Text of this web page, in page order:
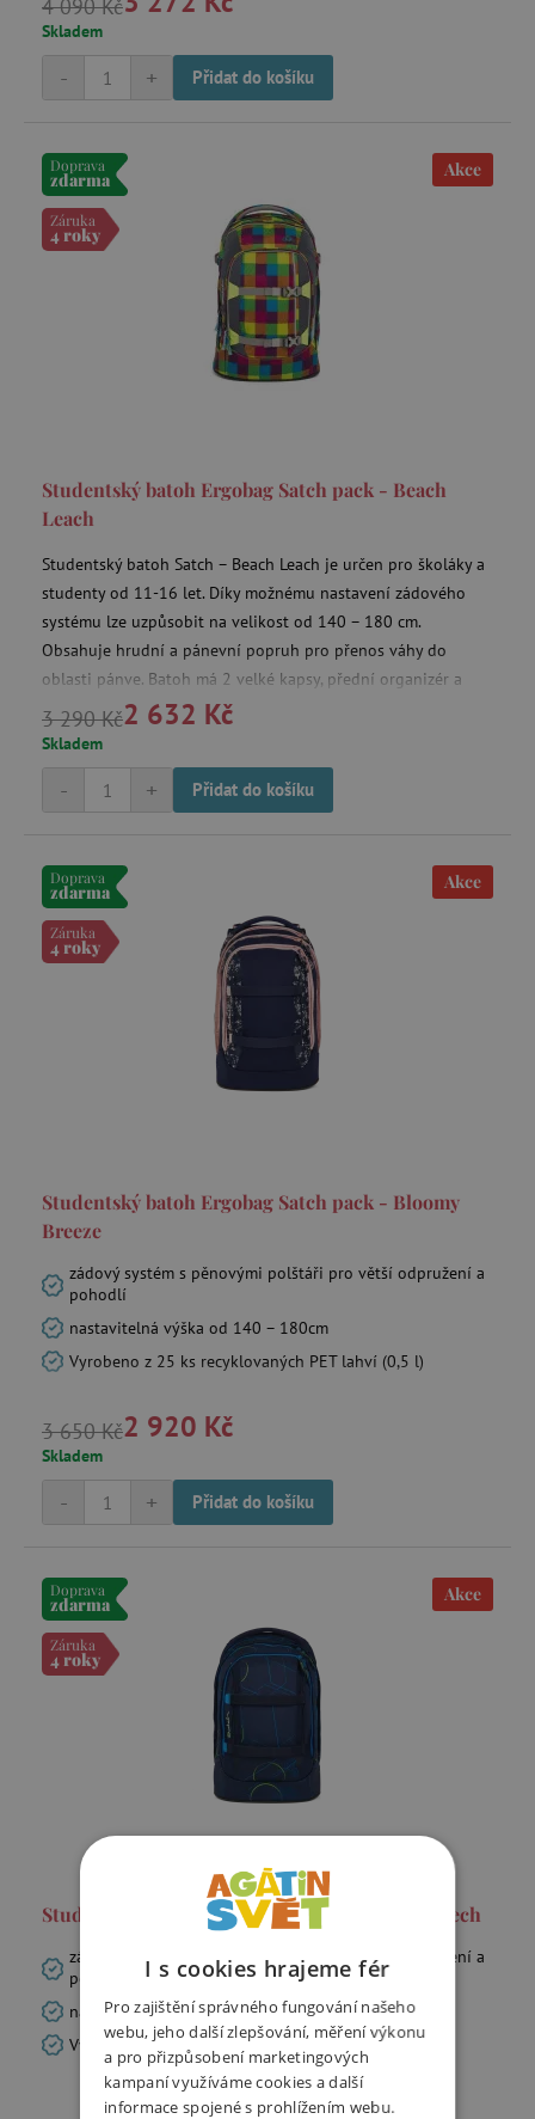
4 090 Kč
Skladem
+
- Přidat do košíku
Doprava
zdarma
Záruka
4 roky
Akce
Studentský batoh Ergobag Satch pack - Beach
Leach
Studentský batoh Satch – Beach Leach je určen pro školáky a
studenty od 11-16 let. Díky možnému nastavení zádového
systému lze uzpůsobit na velikost od 140 – 180 cm.
Obsahuje hrudní a pánevní popruh pro přenos váhy do
oblasti pánve. Batoh má 2 velké kapsy, přední organizér a
boční přezky ke stažení nákladu a jeho přiblížení k zádům.
Látka je ze 100% vyrobena z recyklovaných PET lahví. Je
objemově a barevně stálá. Povrch je již z výroby impregnován
a má vodní sloupec až 1500 mm.
3 290 Kč2 632 Kč
Skladem
+
- Přidat do košíku
Doprava
zdarma
Záruka
4 roky
Akce
Studentský batoh Ergobag Satch pack - Bloomy
Breeze
zádový systém s pěnovými polštáři pro větší odpružení a
pohodlí
nastavitelná výška od 140 – 180cm
Vyrobeno z 25 ks recyklovaných PET lahví (0,5 l)
3 650 Kč2 920 Kč
Skladem
+
- Přidat do košíku
Doprava
zdarma
Záruka
4 roky
Akce
Studentský batoh Ergobag Satch pack - Blue Tech
zádový systém s pěnovými polštáři pro větší odpružení a
pohodlí
nastavitelná výška od 140 – 180cm
Vyrobeno z 25 ks recyklovaných PET lahví (0,5 l)
I s cookies hrajeme fér
Pro zajištění správného fungování našeho
webu, jeho další zlepšování, měření výkonu
a pro přizpůsobení marketingových
kampaní využíváme cookies a další
informace spojené s prohlížením webu.